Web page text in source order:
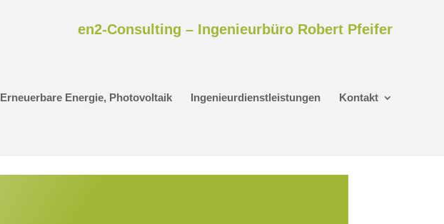
en2-Consulting – Ingenieurbüro Robert Pfeifer
Erneuerbare Energie, Photovoltaik Ingenieurdienstleistungen
Kontakt